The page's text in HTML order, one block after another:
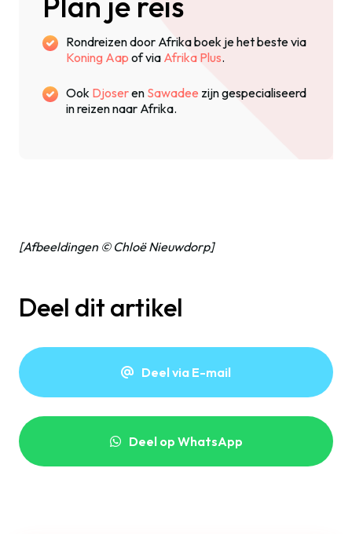
Rondreizen door Afrika boek je het beste via
Koning Aap of via Afrika Plus.
Ook Djoseren Sawadee zijn gespecialiseerd
in reizen naar Afrika.
[Afbeeldingen © Chloë Nieuwdorp]
Deel dit artikel
Deel via E-mail
Deel op WhatsApp